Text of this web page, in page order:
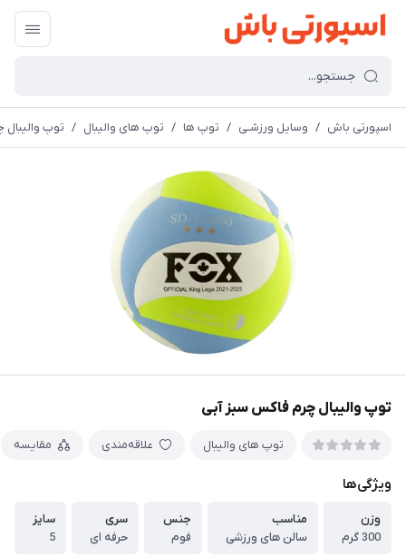
اسپورتی باش / وسایل ورزشـی / توپ ها / توپ های والیبال / توپ
توپ والیبال چرم فاکس سبز آبی
توپ های والیبال علاقه‌مندی مقایسه
ویژگی‌ها
وزن
300 گرم
مناسب
سالن های ورزشی
جنس
فوم
سری
حرفه ای
سایز
5